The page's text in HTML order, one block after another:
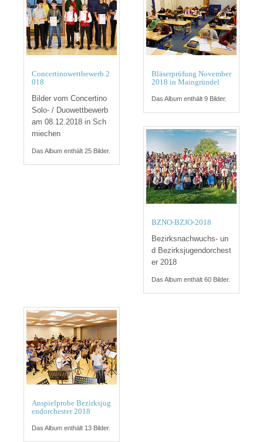
Concertinowettbewerb 2
018
Bilder vom Concertino
Solo- / Duowettbewerb
am 08.12.2018 in Sch
miechen
Das Album enthält 25 Bilder.
Bläserprüfung November
2018 in Maingründel
Das Album enthält 9 Bilder.
BZNO-BZJO-2018
Bezirksnachwuchs- un
d Bezirksjugendorchest
er 2018
Das Album enthält 60 Bilder.
Anspielprobe Bezirksjug
endorchester 2018
Das Album enthält 13 Bilder.